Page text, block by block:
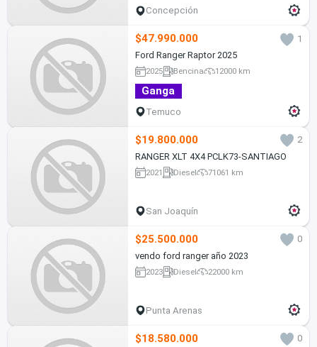
Concepción
$47.990.000
1
Ford Ranger Raptor 2025
2025 Bencina 12000 km
Ganga
Temuco
$19.800.000
2
RANGER XLT 4X4 PCLK73-SANTIAGO
2021 Diesel 71061 km
San Joaquín
$25.500.000
0
vendo ford ranger año 2023
2023 Diesel 22000 km
Punta Arenas
$18.580.000 0